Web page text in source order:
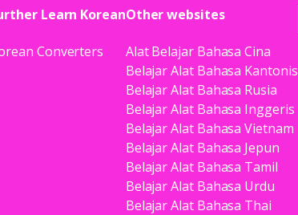
Learn Korean
Converters
Other websites
Alat Belajar Bahasa Cina
Belajar Alat Bahasa Kantonis
Belajar Alat Bahasa Rusia
Belajar Alat Bahasa Inggeris
Belajar Alat Bahasa Vietnam
Belajar Alat Bahasa Jepun
Belajar Alat Bahasa Tamil
Belajar Alat Bahasa Urdu
Belajar Alat Bahasa Thai